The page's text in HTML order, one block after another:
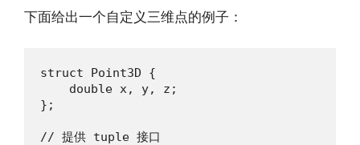
下面给出一个自定义三维点的例子：
struct Point3D {
    double x, y, z;
};
// 提供 tuple 接口